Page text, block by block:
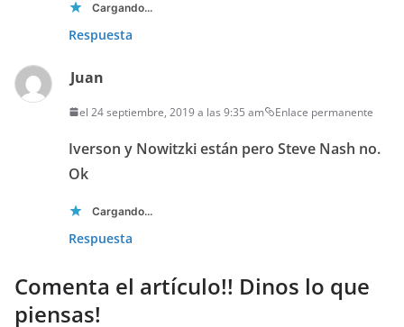
Cargando...
Respuesta
Juan
el 24 septiembre, 2019 a las 9:35 am Enlace permanente
Iverson y Nowitzki están pero Steve Nash no.
Ok
Cargando...
Respuesta
Comenta el artículo!! Dinos lo que
piensas!